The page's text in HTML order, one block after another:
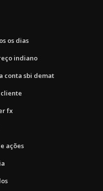
os dias
indiano
conta sbi demat
fx
ações